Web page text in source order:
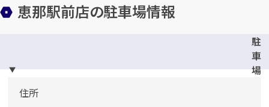
恵那駅前店の駐車場情報
駐
車
場
住所